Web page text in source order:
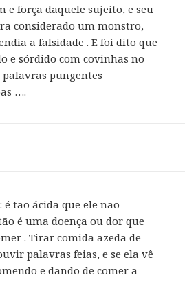
e força daquele sujeito, e seu
considerado um monstro,
a falsidade . E foi dito que
e sórdido com covinhas no
palavras pungentes
….
tão ácida que ele não
é uma doença ou dor que
. Tirar comida azeda de
palavras feias, e se ela vê
e dando de comer a